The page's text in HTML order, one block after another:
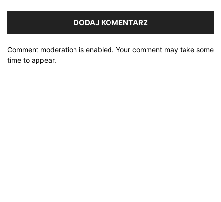
Comment moderation is enabled. Your comment may take some
time to appear.